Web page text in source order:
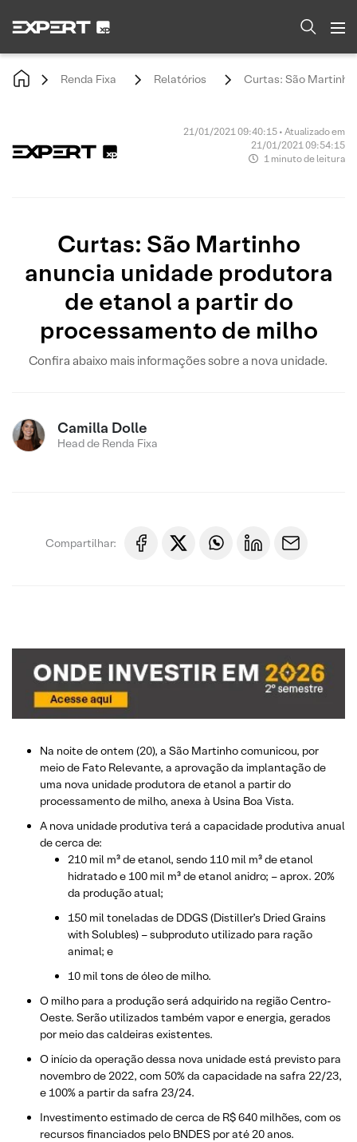
Renda Fixa Relatórios Curtas: São
21/01/2021 09:40:15 • Atualizado em
21/01/2021 09:54:15
1 minuto de leitura
Curtas: São Martinho
anuncia unidade produtora
de etanol a partir do
processamento de milho
Confira abaixo mais informações sobre a nova unidade.
Camilla Dolle
Head de Renda Fixa
Compartilhar:
Na noite de ontem (20), a São Martinho comunicou, por
meio de Fato Relevante, a aprovação da implantação de
uma nova unidade produtora de etanol a partir do
processamento de milho, anexa à Usina Boa Vista.
A nova unidade produtiva terá a capacidade produtiva anual
de cerca de:
210 mil m³ de etanol, sendo 110 mil m³ de etanol
hidratado e 100 mil m³ de etanol anidro; – aprox. 20%
da produção atual;
150 mil toneladas de DDGS (Distiller’s Dried Grains
with Solubles) – subproduto utilizado para ração
animal; e
10 mil tons de óleo de milho.
O milho para a produção será adquirido na região Centro-
Oeste. Serão utilizados também vapor e energia, gerados
por meio das caldeiras existentes.
O início da operação dessa nova unidade está previsto para
novembro de 2022, com 50% da capacidade na safra 22/23,
e 100% a partir da safra 23/24.
Investimento estimado de cerca de R$ 640 milhões, com os
recursos financiados pelo BNDES por até 20 anos.